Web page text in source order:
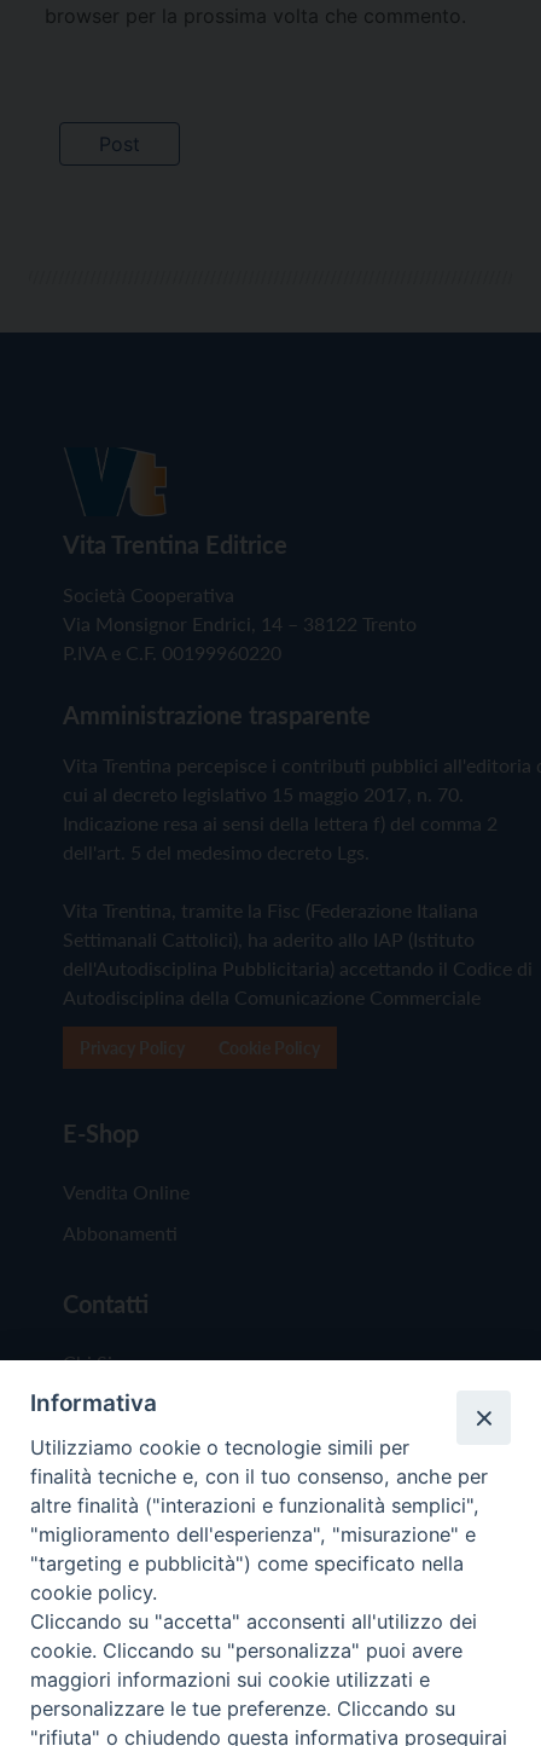
browser per la prossima volta che commento.
Vita Trentina Editrice
Società Cooperativa
Via Monsignor Endrici, 14 – 38122 Trento
P.IVA e C.F. 00199960220
Amministrazione trasparente
Vita Trentina percepisce i contributi pubblici all'editoria
cui al decreto legislativo 15 maggio 2017, n. 70.
Indicazione resa ai sensi della lettera f) del comma 2
dell'art. 5 del medesimo decreto Lgs.
Vita Trentina, tramite la Fisc (Federazione Italiana
Settimanali Cattolici), ha aderito allo IAP (Istituto
dell'Autodisciplina Pubblicitaria) accettando il Codice di
Autodisciplina della Comunicazione Commerciale
E-Shop
Vendita Online
Abbonamenti
Contatti
Chi Siamo
Redazione
Scrivici
Copyright © 2019 - Tutti i diritti riservati - Vita
Trentina Editrice
Privacy Policy
Torna
Informativa
Utilizziamo cookie o tecnologie simili per
finalità tecniche e, con il tuo consenso, anche per
altre finalità ("interazioni e funzionalità semplici",
"miglioramento dell'esperienza", "misurazione" e
"targeting e pubblicità") come specificato nella
cookie policy.
Cliccando su "accetta" acconsenti all'utilizzo dei
cookie. Cliccando su "personalizza" puoi avere
maggiori informazioni sui cookie utilizzati e
personalizzare le tue preferenze. Cliccando su
"rifiuta" o chiudendo questa informativa proseguirai